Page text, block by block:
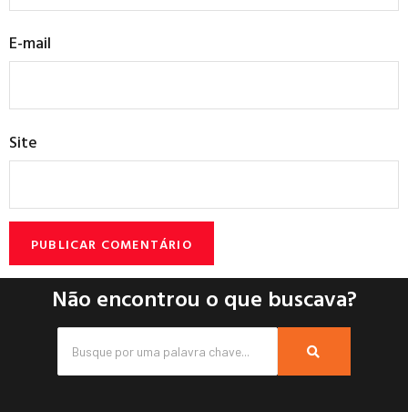
E-mail
Site
Não encontrou o que buscava?